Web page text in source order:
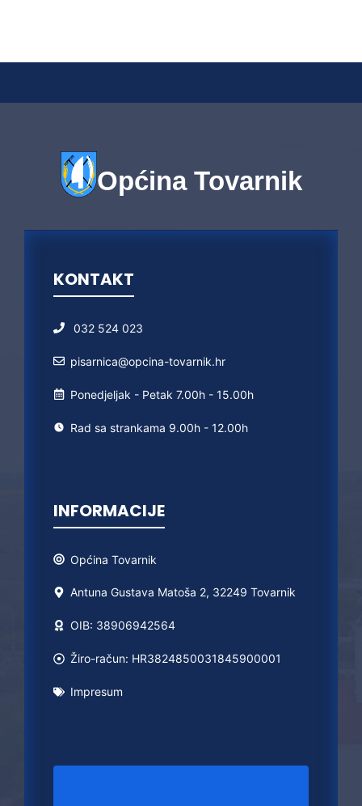
Općina Tovarnik
KONTAKT
032 524 023
pisarnica@opcina-tovarnik.hr
Ponedjeljak - Petak 7.00h - 15.00h
Rad sa strankama 9.00h - 12.00h
INFORMACIJE
Općina Tovarnik
Antuna Gustava Matoša 2, 32249 Tovarnik
OIB: 38906942564
Žiro-račun: HR3824850031845900001
Impresum